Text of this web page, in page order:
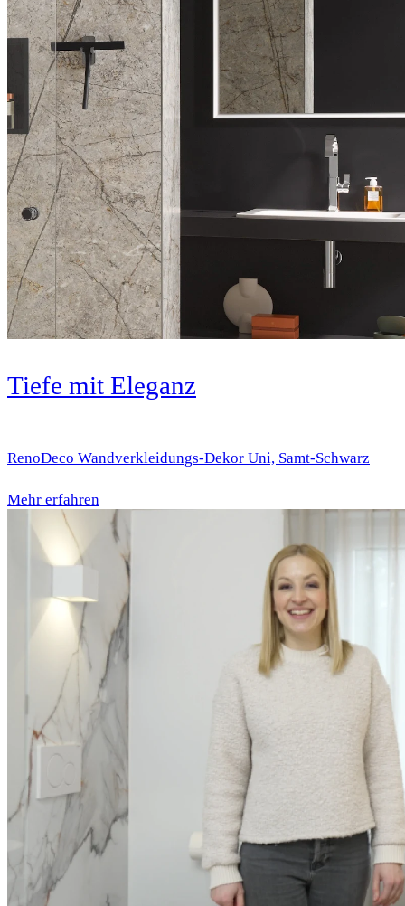
Tiefe mit Eleganz
RenoDeco Wandverkleidungs-Dekor Uni, Samt-Schwarz
Mehr erfahren